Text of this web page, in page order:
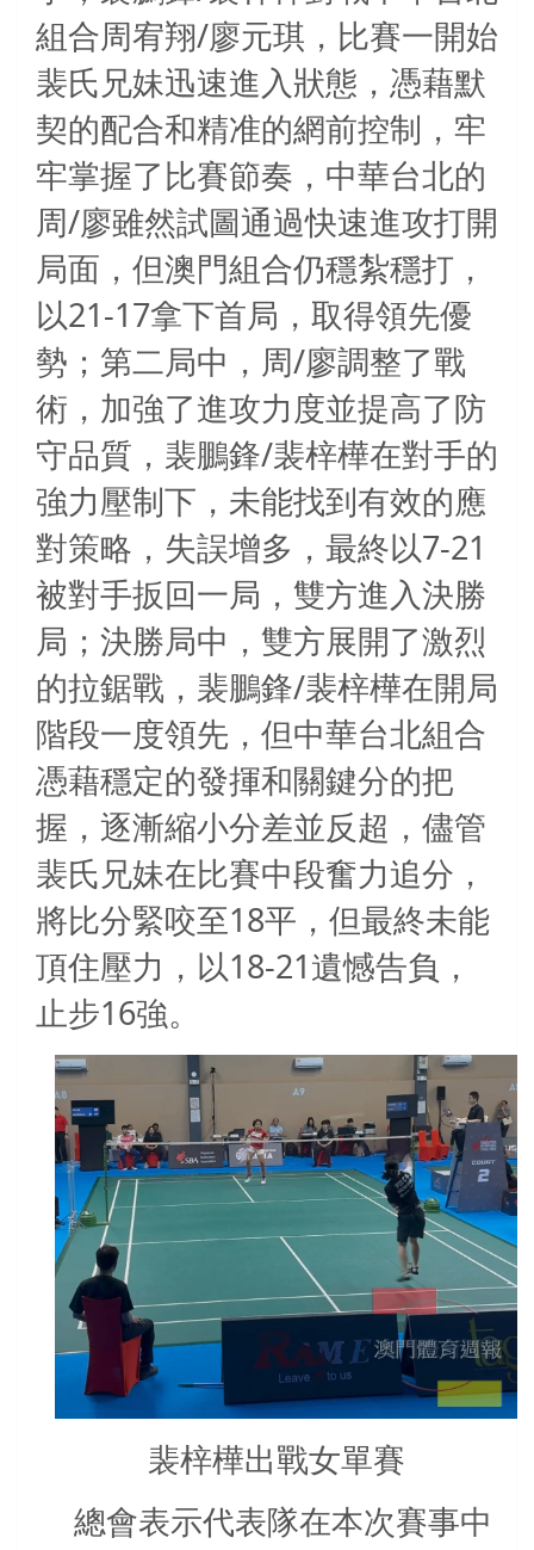
組合周宥翔/廖元琪，比賽一開始
裴氏兄妹迅速進入狀態，憑藉默
契的配合和精准的網前控制，牢
牢掌握了比賽節奏，中華台北的
周/廖雖然試圖通過快速進攻打開
局面，但澳門組合仍穩紮穩打，
以21-17拿下首局，取得領先優
勢；第二局中，周/廖調整了戰
術，加強了進攻力度並提高了防
守品質，裴鵬鋒/裴梓樺在對手的
強力壓制下，未能找到有效的應
對策略，失誤增多，最終以7-21
被對手扳回一局，雙方進入決勝
局；決勝局中，雙方展開了激烈
的拉鋸戰，裴鵬鋒/裴梓樺在開局
階段一度領先，但中華台北組合
憑藉穩定的發揮和關鍵分的把
握，逐漸縮小分差並反超，儘管
裴氏兄妹在比賽中段奮力追分，
將比分緊咬至18平，但最終未能
頂住壓力，以18-21 遺憾告負，
止步16強。
裴梓樺出戰女單賽
總會表示代表隊在本次賽事中